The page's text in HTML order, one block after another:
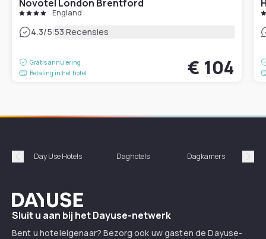
Novotel London Brentford
England
4.3/5|53 Recensies
Gratis annulering
Betaling in het hotel
€ 104
Précédent
Day Use Hotels Daghotels Dagkamers
Dayuse
Sluit u aan bij het Dayuse-netwerk
Bent u hoteleigenaar? Bezorg ook uw gasten de Dayuse-